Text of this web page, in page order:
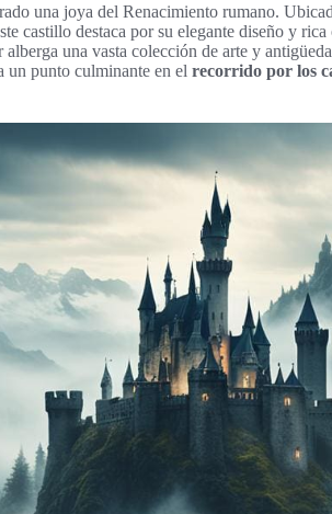
una joya del Renacimiento rumano.
castillo destaca por su elegante diseño y
una vasta colección de arte y
un punto culminante en el recorrido por los